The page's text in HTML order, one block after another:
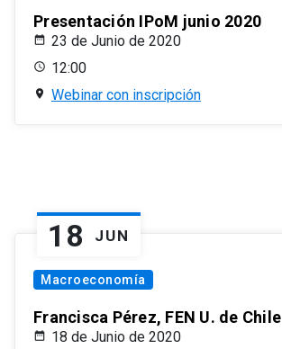
Presentación IPoM junio 2020
23 de Junio de 2020
12:00
Webinar con inscripción
18 JUN
Macroeconomía
Francisca Pérez, FEN U. de Chile
18 de Junio de 2020